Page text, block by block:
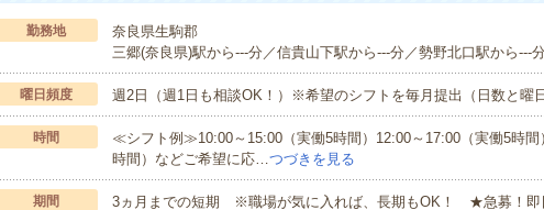
勤務地
奈良県生駒郡
三郷(奈良県)駅から---分／信貴山下駅から---分／勢野北口駅から---分
曜日頻度 週2日（週1日も相談OK！）※希望のシフトを毎月提出（日数と曜
時間
≪シフト例≫10:00～15:00（実働5時間）12:00～17:00（実働5時間
時間）などご希望に応…つづきを見る
期間 3ヵ月までの短期 ※職場が気に入れば、長期もOK！ ★急募！即